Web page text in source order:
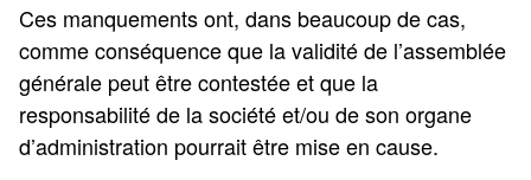
Ces manquements ont, dans beaucoup de cas,
comme conséquence que la validité de l’assemblée
générale peut être contestée et que la
responsabilité de la société et/ou de son organe
d’administration pourrait être mise en cause.